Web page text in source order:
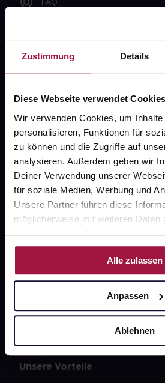
Zustimmung Details
Diese Webseite verwendet Cookies
Wir verwenden Cookies, um
personalisieren, Funktionen für
zu können und die Zugriffe auf
analysieren. Außerdem geben wir
Deiner Verwendung unserer
für soziale Medien, Werbung und
Unsere Partner führen diese
möglicherweise mit weiteren Daten
ihnen bereitgestellt hast oder die
Nutzung der Dienste gesammelt
Alle zulassen
Anpassen
Ablehnen
Über uns
Newsletter
Barrierefreiheitserklärung
PAYBACK
Datenschutz
Impressum
Unsere Vorteile